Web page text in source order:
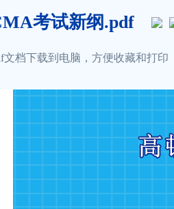
考试新纲.pdf
文档下载到电脑，方便收藏和打印